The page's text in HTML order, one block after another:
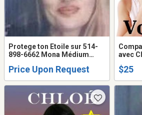
Protege ton Etoile sur 514-
898-6662 Mona Médium
Price Upon Request
avec
TEL:
$25